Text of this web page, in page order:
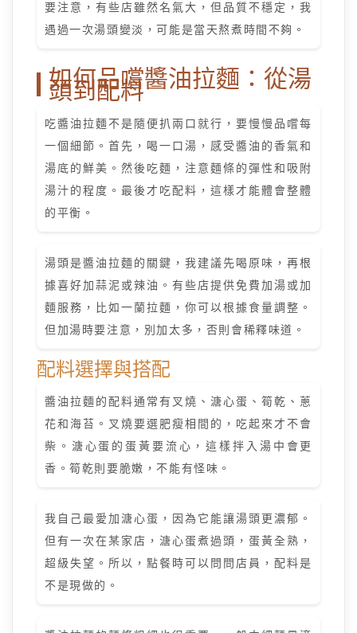
要注意，有些店雖然名氣大，但品質不穩定，我
遇過一次湯頭變淡，可能是當天熬煮時間不夠。
如何品嚐醬油拉麵：從湯
頭到配料
吃醬油拉麵不是隨便扒兩口就行，要慢慢品嚐每
一個細節。首先，喝一口湯，感受醬油的香氣和
湯底的鮮美。然後吃麵，注意麵條的彈性和吸附
湯汁的程度。最後才吃配料，這樣才能體會整體
的平衡。
湯頭是醬油拉麵的關鍵，我建議先喝原味，再根
據喜好加蒜泥或辣油。有些店提供免費加湯或加
麵服務，比如一蘭拉麵，你可以根據食量調整。
但加湯時要注意，別加太多，否則會稀釋味道。
配料選擇與搭配
醬油拉麵的配料通常有叉燒、溏心蛋、筍乾、蔥
花和海苔。叉燒要選肥瘦相間的，吃起來才不會
柴。溏心蛋的蛋黃要流心，這樣拌入湯中會更
香。筍乾則要脆嫩，不能有怪味。
我自己最愛加溏心蛋，因為它能讓湯頭更濃郁。
但有一次在某家店，溏心蛋煮過頭，蛋黃全熟，
超級失望。所以，點餐時可以問問店員，配料是
不是現做的。